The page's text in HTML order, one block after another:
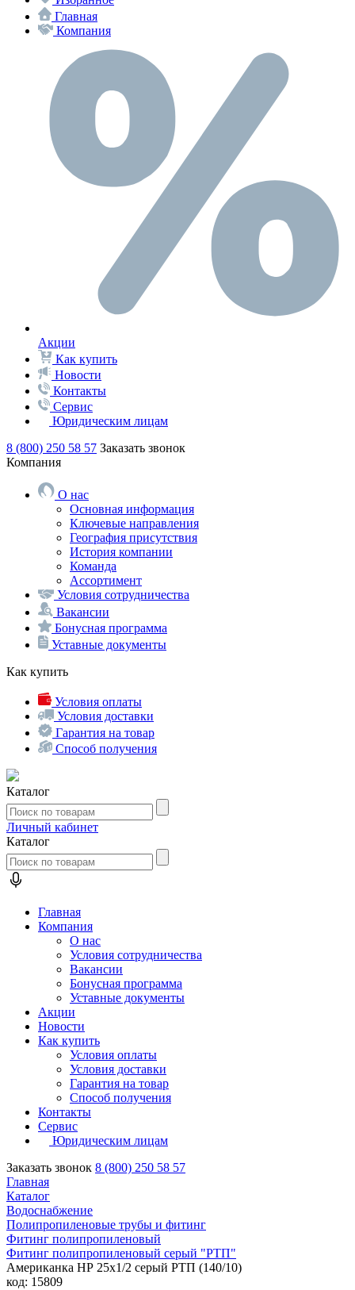
Главная
Компания
Акции
Как купить
Новости
Контакты
Сервис
Юридическим лицам
8 (800) 250 58 57 Заказать звонок
Компания
О нас
Основная информация
Ключевые направления
География присутствия
История компании
Команда
Ассортимент
Условия сотрудничества
Вакансии
Бонусная программа
Уставные документы
Как купить
Условия оплаты
Условия доставки
Гарантия на товар
Способ получения
Каталог
Личный кабинет
Каталог
Главная
Компания
О нас
Условия сотрудничества
Вакансии
Бонусная программа
Уставные документы
Акции
Новости
Как купить
Условия оплаты
Условия доставки
Гарантия на товар
Способ получения
Контакты
Сервис
Юридическим лицам
Заказать звонок 8 (800) 250 58 57
Главная
Каталог
Водоснабжение
Полипропиленовые трубы и фитинг
Фитинг полипропиленовый
Фитинг полипропиленовый серый "РТП"
Американка НР 25х1/2 серый РТП (140/10)
код: 15809